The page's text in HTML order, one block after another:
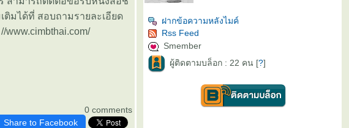
มได้ที่ สอบถามรายละเอียด
www.cimbthai.com/
0 comments
Share to Facebook
ฝากข้อความหลังไมค์
Rss Feed
Smember
ผู้ติดตามบล็อก : 22 คน [?]